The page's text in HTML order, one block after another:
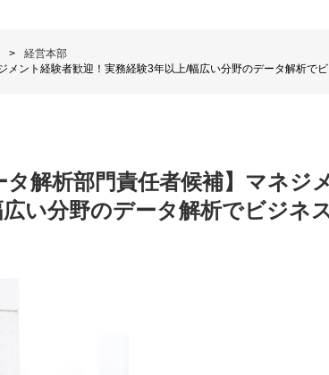
経営本部
メント経験者歓迎！実務経験3年以上/幅広い分野のデータ解析で
タ解析部門責任者候補】マネジ
い分野のデータ解析でビジネ